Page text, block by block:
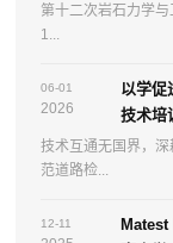
第十二次岩石力学
1...
06-01
2026
以学促
技术培
技术互通无国界，
范道路检...
12-11
Matest